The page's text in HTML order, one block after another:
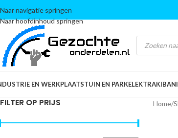
Naar navigatie springen
Naar hoofdinhoud springen
EN WERKPLAATSTUIN EN PARKELEKTRAKIBANI
FILTER OP PRIJS Home/